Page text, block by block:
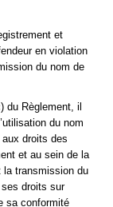
et
en violation
du nom de
du Règlement, il
du nom
droits des
et au sein de la
la transmission du
droits sur
sa conformité